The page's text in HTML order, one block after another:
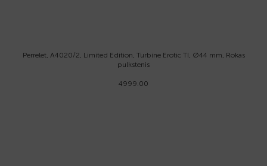
Perrelet, A4020/2, Limited Edition, Turbine Erotic TI, Ø44 mm, Rokas
pulkstenis
4999.00